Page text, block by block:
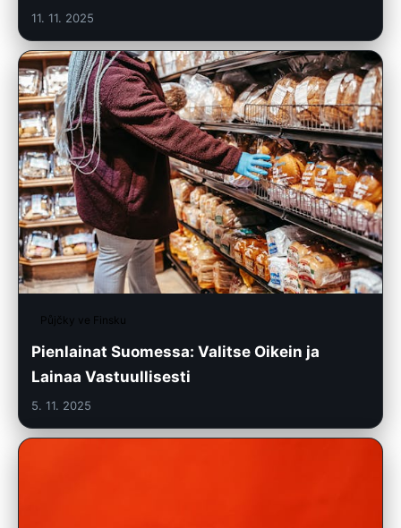
11. 11. 2025
Půjčky ve Finsku
Pienlainat Suomessa: Valitse Oikein ja
Lainaa Vastuullisesti
5. 11. 2025